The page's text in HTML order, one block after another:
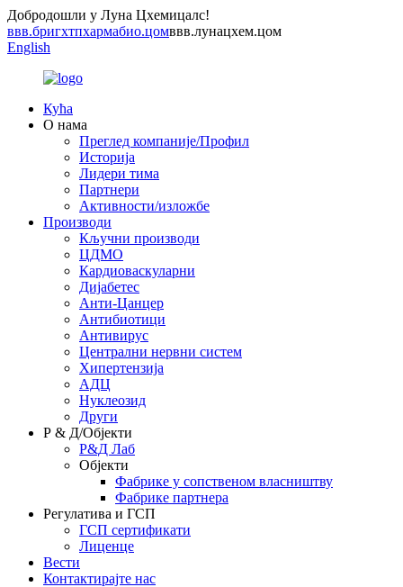
Добродошли у Луна Цхемицалс!
ввв.бригхтпхармабио.цомввв.лунацхем.цом
English
Кућа
О нама
Преглед компаније/Профил
Историја
Лидери тима
Партнери
Активности/изложбе
Производи
Кључни производи
ЦДМО
Кардиоваскуларни
Дијабетес
Анти-Цанцер
Антибиотици
Антивирус
Централни нервни систем
Хипертензија
АДЦ
Нуклеозид
Други
Р & Д/Објекти
Р&Д Лаб
Објекти
Фабрике у сопственом власништву
Фабрике партнера
Регулатива и ГСП
ГСП сертификати
Лиценце
Вести
Контактирајте нас